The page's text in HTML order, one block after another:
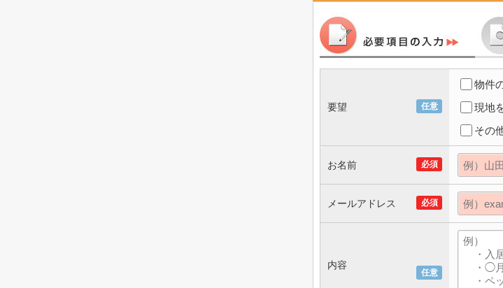
任意
要望
物件
現地
その
必須
お名前
必須
メールアドレス
任意
内容